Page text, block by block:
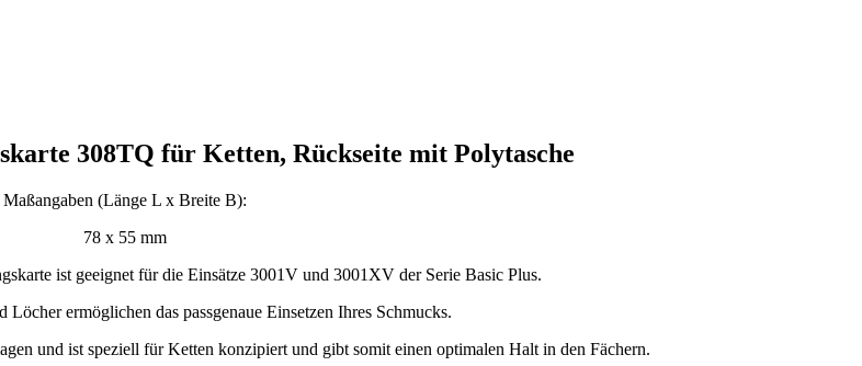
308TQ für Ketten, Rückseite mit Polytasche
Maßangaben (Länge L x Breite B):
78 x 55 mm
ist geeignet für die Einsätze 3001V und 3001XV der Serie Basic Plus.
Löcher ermöglichen das passgenaue Einsetzen Ihres Schmucks.
und ist speziell für Ketten konzipiert und gibt somit einen optimalen Halt in den Fächern.